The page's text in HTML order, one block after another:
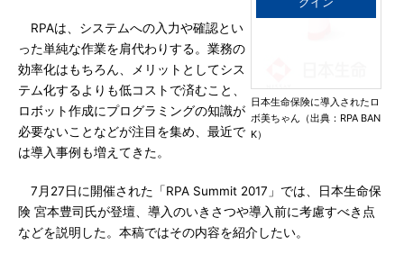
日本生命保険に導入されたロ
ボ美ちゃん（出典：RPA BAN
K）
RPAは、システムへの入力や確認とい
った単純な作業を肩代わりする。業務の
効率化はもちろん、メリットとしてシス
テム化するよりも低コストで済むこと、
ロボット作成にプログラミングの知識が
必要ないことなどが注目を集め、最近で
は導入事例も増えてきた。
7月27日に開催された「RPA Summit 2017」では、日本生命保
険 宮本豊司氏が登壇、導入のいきさつや導入前に考慮すべき点
などを説明した。本稿ではその内容を紹介したい。